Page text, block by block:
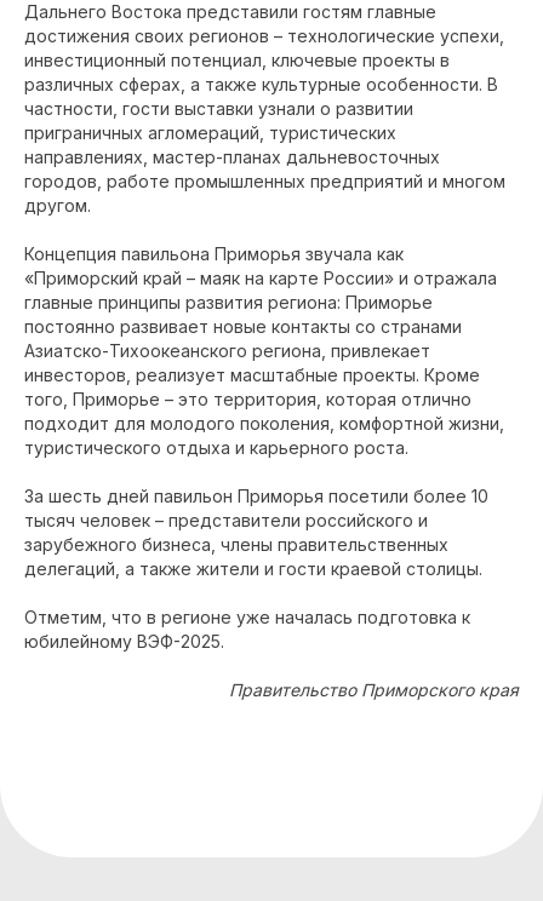
Дальнего Востока представили гостям главные
достижения своих регионов – технологические успехи,
инвестиционный потенциал, ключевые проекты в
различных сферах, а также культурные особенности. В
частности, гости выставки узнали о развитии
приграничных агломераций, туристических
направлениях, мастер-планах дальневосточных
городов, работе промышленных предприятий и многом
другом.
Концепция павильона Приморья звучала как
«Приморский край – маяк на карте России» и отражала
главные принципы развития региона: Приморье
постоянно развивает новые контакты со странами
Азиатско-Тихоокеанского региона, привлекает
инвесторов, реализует масштабные проекты. Кроме
того, Приморье – это территория, которая отлично
подходит для молодого поколения, комфортной жизни,
туристического отдыха и карьерного роста.
За шесть дней павильон Приморья посетили более 10
тысяч человек – представители российского и
зарубежного бизнеса, члены правительственных
делегаций, а также жители и гости краевой столицы.
Отметим, что в регионе уже началась подготовка к
юбилейному ВЭФ-2025.
Правительство Приморского края